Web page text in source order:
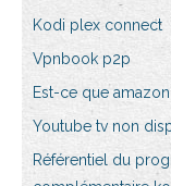
Kodi plex connect
Vpnbook p2p
Est-ce que
Youtube tv non
Référentiel du